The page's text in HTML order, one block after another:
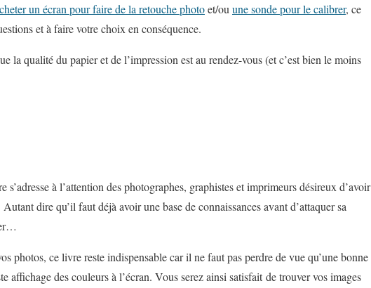
un écran pour faire de la retouche photoet/ou une sonde pour le calibrer, ce
et à faire votre choix en conséquence.
la qualité du papier et de l’impression est au rendez-vous (et c’est bien le moins
à l’attention des photographes, graphistes et imprimeurs désireux d’avoir
dire qu’il faut déjà avoir une base de connaissances avant d’attaquer sa
photos, ce livre reste indispensable car il ne faut pas perdre de vue qu’une bonne
affichage des couleurs à l’écran. Vous serez ainsi satisfait de trouver vos images